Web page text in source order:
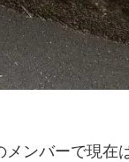
ンバーで現在